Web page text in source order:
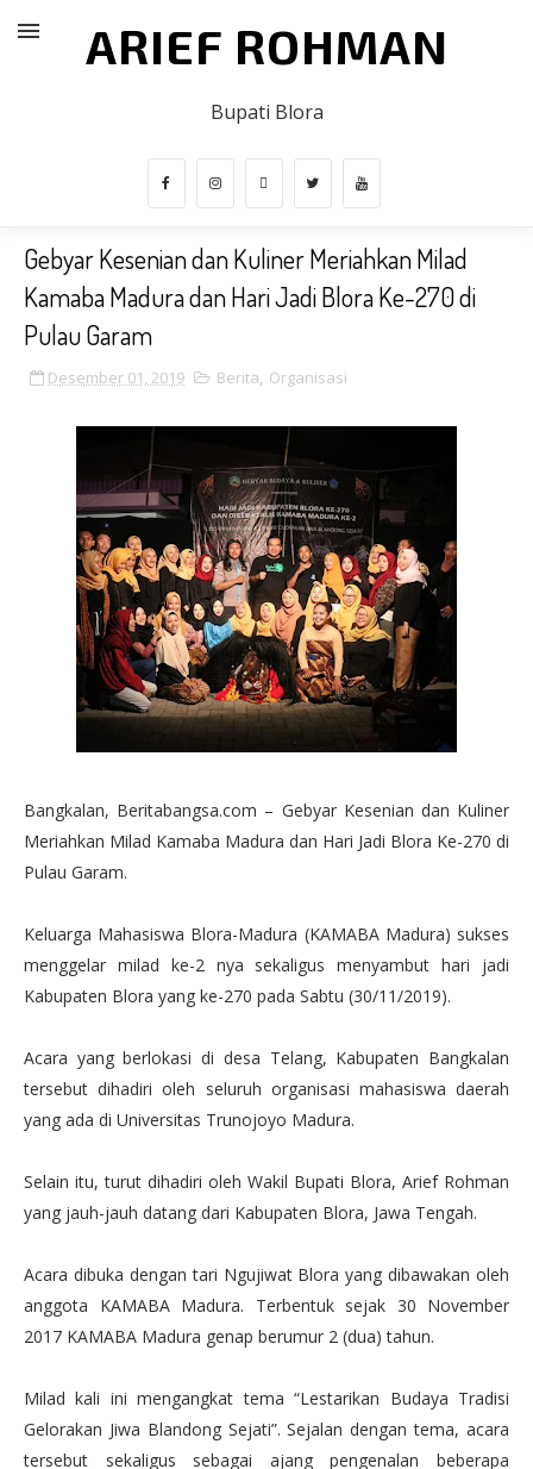
ARIEF ROHMAN
Bupati Blora
Gebyar Kesenian dan Kuliner Meriahkan Milad
Kamaba Madura dan Hari Jadi Blora Ke-270 di
Pulau Garam
Desember 01, 2019 Berita, Organisasi
Bangkalan, Beritabangsa.com – Gebyar Kesenian dan Kuliner
Meriahkan Milad Kamaba Madura dan Hari Jadi Blora Ke-270 di
Pulau Garam.
Keluarga Mahasiswa Blora-Madura (KAMABA Madura) sukses
menggelar milad ke-2 nya sekaligus menyambut hari jadi
Kabupaten Blora yang ke-270 pada Sabtu (30/11/2019).
Acara yang berlokasi di desa Telang, Kabupaten Bangkalan
tersebut dihadiri oleh seluruh organisasi mahasiswa daerah
yang ada di Universitas Trunojoyo Madura.
Selain itu, turut dihadiri oleh Wakil Bupati Blora, Arief Rohman
yang jauh-jauh datang dari Kabupaten Blora, Jawa Tengah.
Acara dibuka dengan tari Ngujiwat Blora yang dibawakan oleh
anggota KAMABA Madura. Terbentuk sejak 30 November
2017 KAMABA Madura genap berumur 2 (dua) tahun.
Milad kali ini mengangkat tema “Lestarikan Budaya Tradisi
Gelorakan Jiwa Blandong Sejati”. Sejalan dengan tema, acara
tersebut sekaligus sebagai ajang pengenalan beberapa